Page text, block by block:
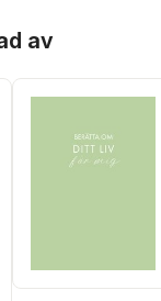
av